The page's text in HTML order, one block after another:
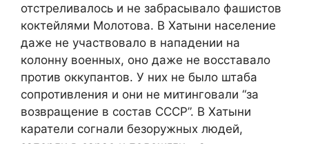
отстреливалось и не забрасывало фашистов
коктейлями Молотова. В Хатыни население
даже не участвовало в нападении на
колонну военных, оно даже не восставало
против оккупантов. У них не было штаба
сопротивления и они не митинговали “за
возвращение в состав СССР”. В Хатыни
каратели согнали безоружных людей,